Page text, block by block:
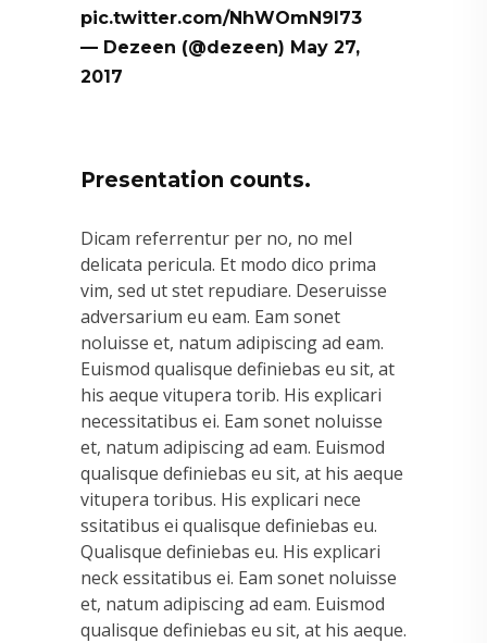
pic.twitter.com/NhWOmN9l73
— Dezeen (@dezeen) May 27,
2017
Presentation counts.
Dicam referrentur per no, no mel
delicata pericula. Et modo dico prima
vim, sed ut stet repudiare. Deseruisse
adversarium eu eam. Eam sonet
noluisse et, natum adipiscing ad eam.
Euismod qualisque definiebas eu sit, at
his aeque vitupera torib. His explicari
necessitatibus ei. Eam sonet noluisse
et, natum adipiscing ad eam. Euismod
qualisque definiebas eu sit, at his aeque
vitupera toribus. His explicari nece
ssitatibus ei qualisque definiebas eu.
Qualisque definiebas eu. His explicari
neck essitatibus ei. Eam sonet noluisse
et, natum adipiscing ad eam. Euismod
qualisque definiebas eu sit, at his aeque.